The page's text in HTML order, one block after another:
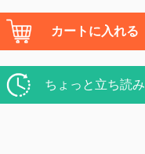
カートに入れる
ちょっと立ち読み